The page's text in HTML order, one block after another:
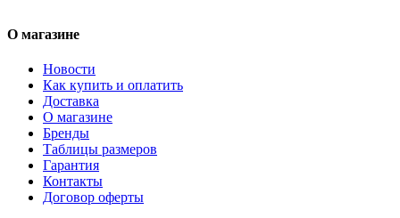
О магазине
Новости
Как купить и оплатить
Доставка
О магазине
Бренды
Таблицы размеров
Гарантия
Контакты
Договор оферты